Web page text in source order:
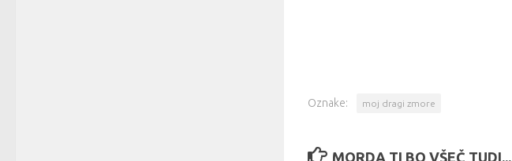
Oznake: moj dragi zmore
MORDA TI BO VŠEČ TUDI...